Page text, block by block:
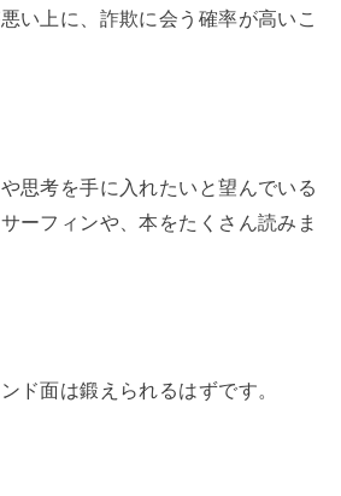
い上に、詐欺に会う確率が高いこ
思考を手に入れたいと望んでいる
ーフィンや、本をたくさん読みま
ド面は鍛えられるはずです。